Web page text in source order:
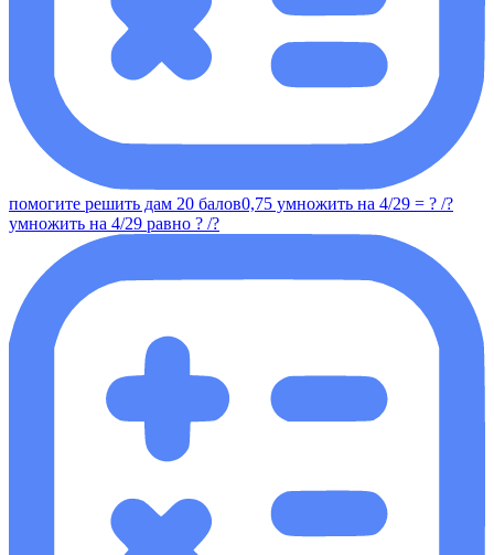
помогите решить дам 20 балов0,75 умножить на 4/29 = ? /?
умножить на 4/29 равно ? /?